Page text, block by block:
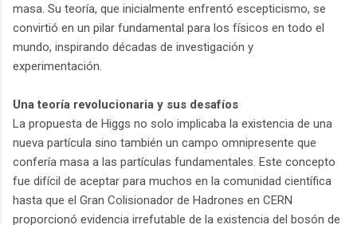
masa. Su teoría, que inicialmente enfrentó escepticismo, se
convirtió en un pilar fundamental para los físicos en todo el
mundo, inspirando décadas de investigación y
experimentación.
Una teoría revolucionaria y sus desafíos
La propuesta de Higgs no solo implicaba la existencia de una
nueva partícula sino también un campo omnipresente que
confería masa a las partículas fundamentales. Este concepto
fue difícil de aceptar para muchos en la comunidad científica
hasta que el Gran Colisionador de Hadrones en CERN
proporcionó evidencia irrefutable de la existencia del bosón de